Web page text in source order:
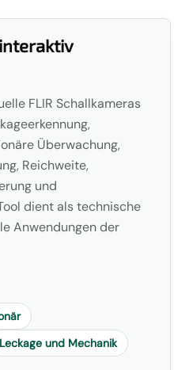
FLIR Schallkameras
Überwachung,
Reichweite,
und
dient als technische
Anwendungen der
Leckage und Mechanik